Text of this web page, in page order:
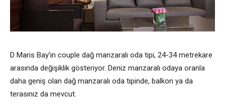
D Maris Bay’in couple dağ manzaralı oda tipi, 24-34 metrekare
arasında değişiklik gösteriyor. Deniz manzaralı odaya oranla
daha geniş olan dağ manzaralı oda tipinde, balkon ya da
terasınız da mevcut.